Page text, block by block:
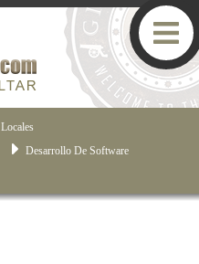
Desarrollo De Software